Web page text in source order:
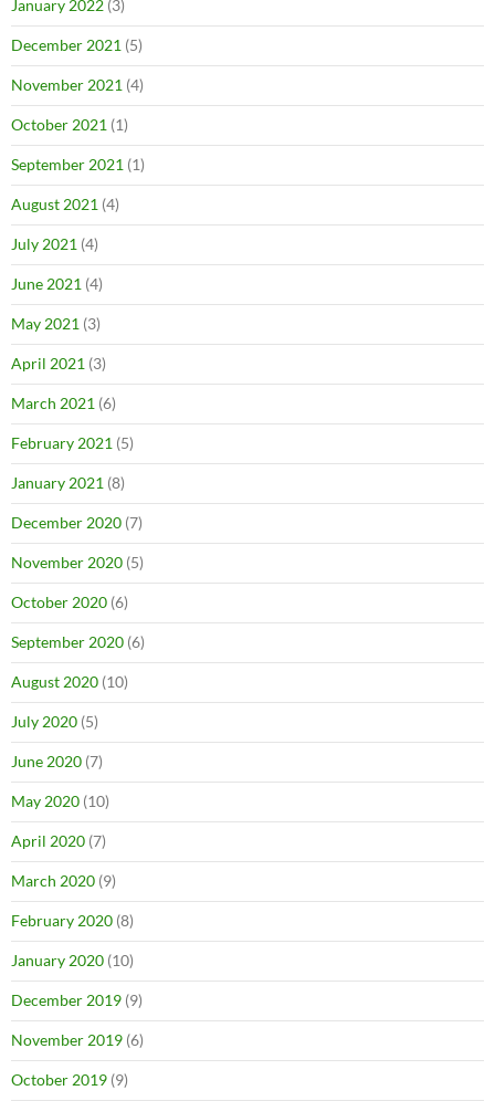
January 2022 (3)
December 2021 (5)
November 2021 (4)
October 2021 (1)
September 2021 (1)
August 2021 (4)
July 2021 (4)
June 2021 (4)
May 2021 (3)
April 2021 (3)
March 2021 (6)
February 2021 (5)
January 2021 (8)
December 2020 (7)
November 2020 (5)
October 2020 (6)
September 2020 (6)
August 2020 (10)
July 2020 (5)
June 2020 (7)
May 2020 (10)
April 2020 (7)
March 2020 (9)
February 2020 (8)
January 2020 (10)
December 2019 (9)
November 2019 (6)
October 2019 (9)